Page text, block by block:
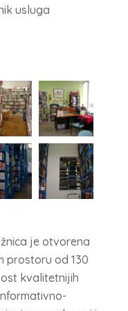
usluga
je otvorena
prostoru od 130
kvalitetnijih